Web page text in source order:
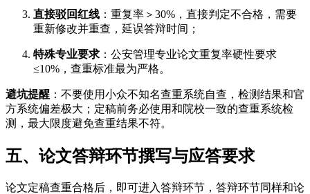
直接驳回红线 ：重复率＞30%，直接判定不合格，需要
重新修改并重查，延误答辩时间；
特殊专业要求 ：公安管理专业论文重复率硬性要求
≤10%，查重标准最为严格。
避坑提醒 ：不要使用小众不知名查重系统自查，检测结果和官
方系统偏差极大；定稿前务必使用和院校一致的查重系统检
测，最大限度避免查重结果不符。
五、论文答辩环节撰写与应答要求
论文定稿查重合格后，即可进入答辩环节，答辩环节同样和论